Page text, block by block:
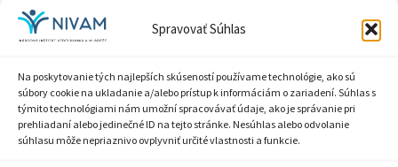
Spravovať Súhlas
Na poskytovanie tých najlepších skúseností používame technológie, ako sú
súbory cookie na ukladanie a/alebo prístup k informáciám o zariadení. Súhlas s
týmito technológiami nám umožní spracovávať údaje, ako je správanie pri
prehliadaní alebo jedinečné ID na tejto stránke. Nesúhlas alebo odvolanie
súhlasu môže nepriaznivo ovplyvniť určité vlastnosti a funkcie.
IČO: 00164348
DIČ: 2020798714
Zásady ochrany súkromia